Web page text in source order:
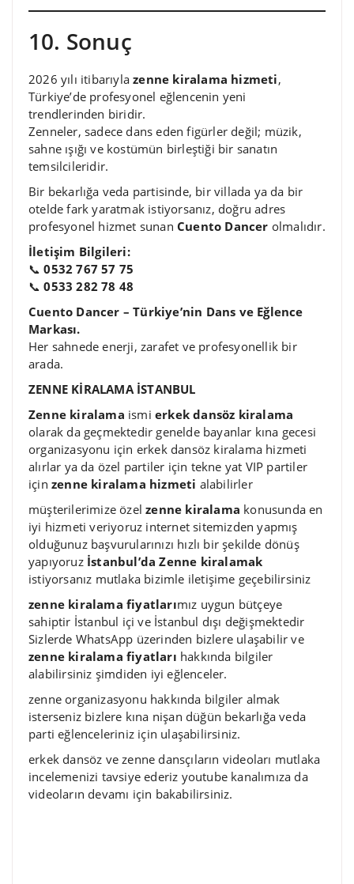
10. Sonuç
2026 yılı itibarıylazenne kiralama hizmeti,
Türkiye’de profesyonel eğlencenin yeni
trendlerinden biridir.
Zenneler, sadece dans eden figürler değil; müzik,
sahne ışığı ve kostümün birleştiği bir sanatın
temsilcileridir.
Bir bekarlığa veda partisinde, bir villada ya da bir
otelde fark yaratmak istiyorsanız, doğru adres
profesyonel hizmet sunan Cuento Dancer olmalıdır.
İletişim Bilgileri:
📞0532 767 57 75
📞0533 282 78 48
Cuento Dancer – Türkiye’nin Dans ve Eğlence
Markası.
Her sahnede enerji, zarafet ve profesyonellik bir
arada.
ZENNE KİRALAMA İSTANBUL
Zenne kiralama ismierkek dansöz kiralama
olarak da geçmektedir genelde bayanlar kına gecesi
organizasyonu için erkek dansöz kiralama hizmeti
alırlar ya da özel partiler için tekne yat VIP partiler
için zenne kiralama hizmeti alabilirler
müşterilerimize özelzenne kiralama konusunda en
iyi hizmeti veriyoruz internet sitemizden yapmış
olduğunuz başvurularınızı hızlı bir şekilde dönüş
yapıyoruz İstanbul’da Zenne kiralamak
istiyorsanız mutlaka bizimle iletişime geçebilirsiniz
zenne kiralama fiyatlarımız uygun bütçeye
sahiptir İstanbul içi ve İstanbul dışı değişmektedir
Sizlerde WhatsApp üzerinden bizlere ulaşabilir ve
zenne kiralama fiyatları hakkında bilgiler
alabilirsiniz şimdiden iyi eğlenceler.
zenne organizasyonu hakkında bilgiler almak
isterseniz bizlere kına nişan düğün bekarlığa veda
parti eğlenceleriniz için ulaşabilirsiniz.
erkek dansöz ve zenne dansçıların videoları mutlaka
incelemenizi tavsiye ederiz youtube kanalımıza da
videoların devamı için bakabilirsiniz.